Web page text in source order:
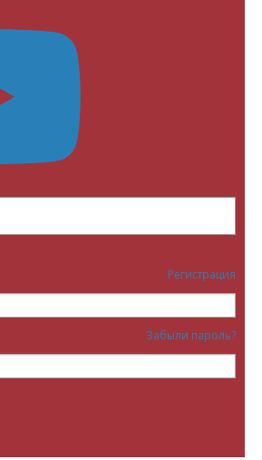
Регистрация
Забыли пароль?